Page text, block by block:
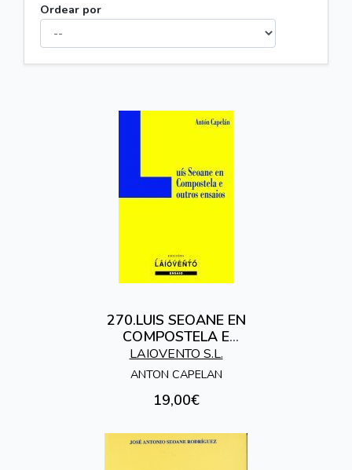
Ordear por
270.LUIS SEOANE EN
COMPOSTELA E
OUTROS ENSAIOS
LAIOVENTO S.L.
ANTON CAPELAN
19,00€